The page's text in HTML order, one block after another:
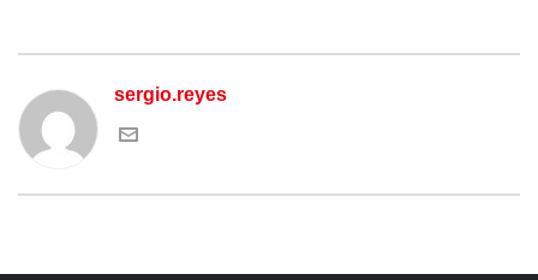
sergio.reyes